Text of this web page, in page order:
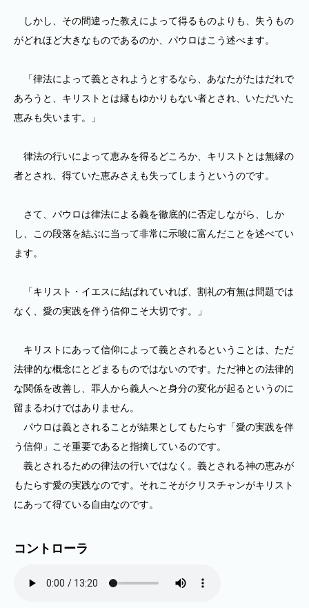
しかし、その間違った教えによって得るものよりも、失うもの
がどれほど大きなものであるのか、パウロはこう述べます。
「律法によって義とされようとするなら、あなたがたはだれで
あろうと、キリストとは縁もゆかりもない者とされ、いただいた
恵みも失います。」
律法の行いによって恵みを得るどころか、キリストとは無縁の
者とされ、得ていた恵みさえも失ってしまうというのです。
さて、パウロは律法による義を徹底的に否定しながら、しか
し、この段落を結ぶに当って非常に示唆に富んだことを述べてい
ます。
「キリスト・イエスに結ばれていれば、割礼の有無は問題では
なく、愛の実践を伴う信仰こそ大切です。」
キリストにあって信仰によって義とされるということは、ただ
法律的な概念にとどまるものではないのです。ただ神との法律的
な関係を改善し、罪人から義人へと身分の変化が起るというのに
留まるわけではありません。
パウロは義とされることが結果としてもたらす「愛の実践を伴
う信仰」こそ重要であると指摘しているのです。
義とされるための律法の行いではなく。義とされる神の恵みが
もたらす愛の実践なのです。それこそがクリスチャンがキリスト
にあって得ている自由なのです。
コントローラ